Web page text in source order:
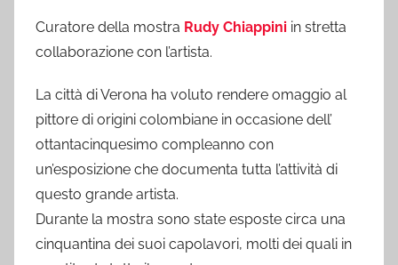
Curatore della mostra Rudy Chiappini in stretta
collaborazione con l’artista.
La città di Verona ha voluto rendere omaggio al
pittore di origini colombiane in occasione dell’
ottantacinquesimo compleanno con
un’esposizione che documenta tutta l’attività di
questo grande artista.
Durante la mostra sono state esposte circa una
cinquantina dei suoi capolavori, molti dei quali in